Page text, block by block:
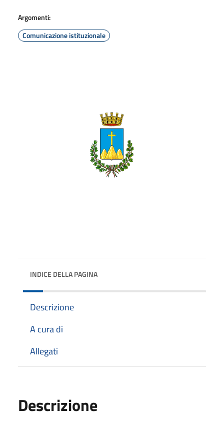
Argomenti:
Comunicazione istituzionale
INDICE DELLA PAGINA
Descrizione
A cura di
Allegati
Descrizione